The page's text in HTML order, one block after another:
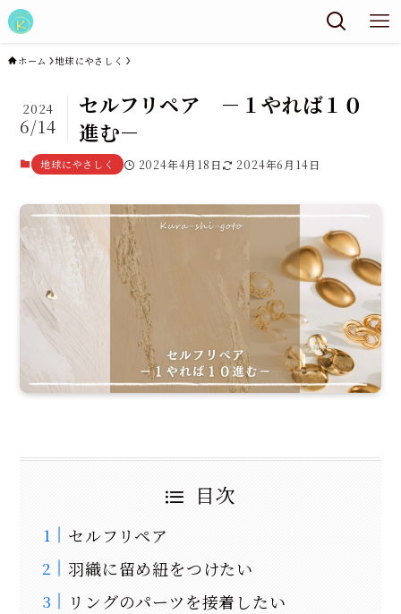
ホーム 地球にやさしく
セルフリペア －１やれば１０
進む－
2024
6/14
地球にやさしく 2024年4月18日 2024年6月14日
目次
セルフリペア
羽織に留め紐をつけたい
リングのパーツを接着したい